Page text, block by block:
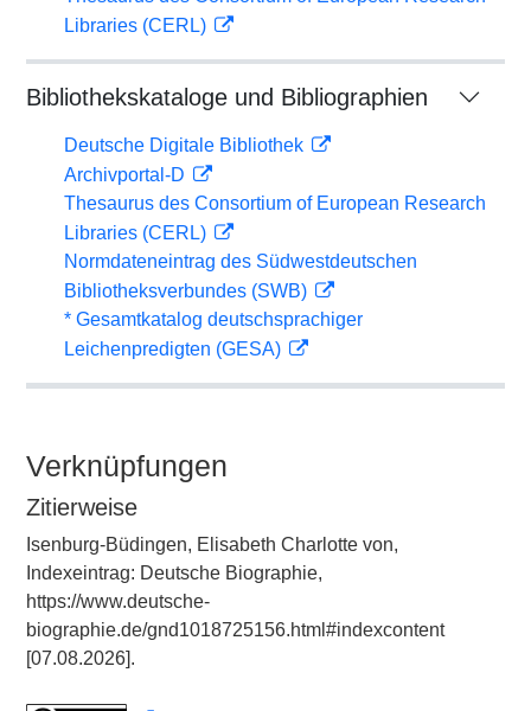
Libraries (CERL)
Bibliothekskataloge und Bibliographien
Deutsche Digitale Bibliothek
Archivportal-D
Thesaurus des Consortium of European Research
Libraries (CERL)
Normdateneintrag des Südwestdeutschen
Bibliotheksverbundes (SWB)
* Gesamtkatalog deutschsprachiger
Leichenpredigten (GESA)
Verknüpfungen
Zitierweise
Isenburg-Büdingen, Elisabeth Charlotte von,
Indexeintrag: Deutsche Biographie,
https://www.deutsche-
biographie.de/gnd1018725156.html#indexcontent
[07.08.2026].